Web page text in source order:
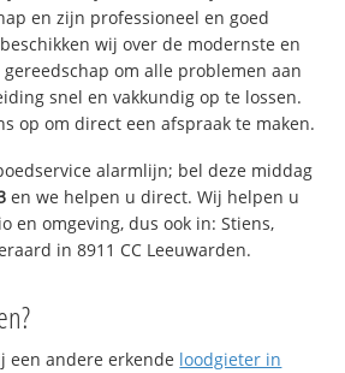
en zijn professioneel en goed
wij over de modernste en
om alle problemen aan
snel en vakkundig op te lossen.
op om direct een afspraak te maken.
alarmlijn; bel deze middag
en we helpen u direct. Wij helpen u
en omgeving, dus ook in: Stiens,
in 8911 CC Leeuwarden.
een andere erkende loodgieter in